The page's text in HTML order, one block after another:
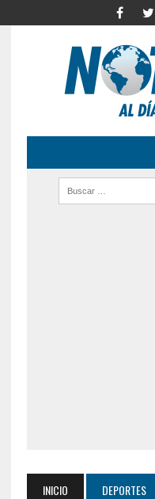
INICIO DEPORTES